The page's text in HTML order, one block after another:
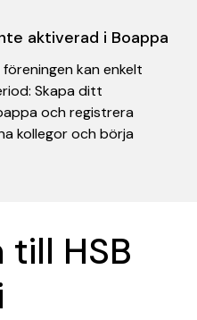
aktiverad i Boappa
kan enkelt
Skapa ditt
och registrera
kollegor och börja
HSB